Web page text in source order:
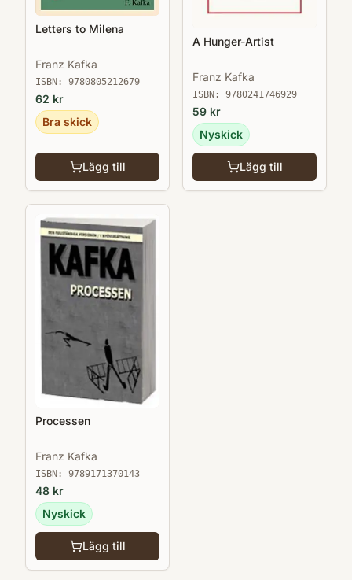
Letters to Milena
Franz Kafka
ISBN: 9780805212679
62 kr
Bra skick
Lägg till
A Hunger-Artist
Franz Kafka
ISBN: 9780241746929
59 kr
Nyskick
Lägg till
Processen
Franz Kafka
ISBN: 9789171370143
48 kr
Nyskick
Lägg till